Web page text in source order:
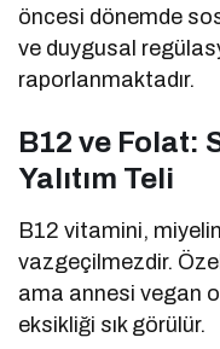
öncesi dönemde
ve duygusal
raporlanmaktadır.
B12 ve Folat:
Yalıtım Teli
B12 vitamini,
vazgeçilmezdir.
ama annesi vegan
eksikliği sık görülür.